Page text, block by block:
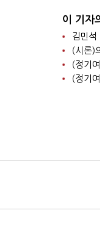
이 기자
김민
(시론)
(정기